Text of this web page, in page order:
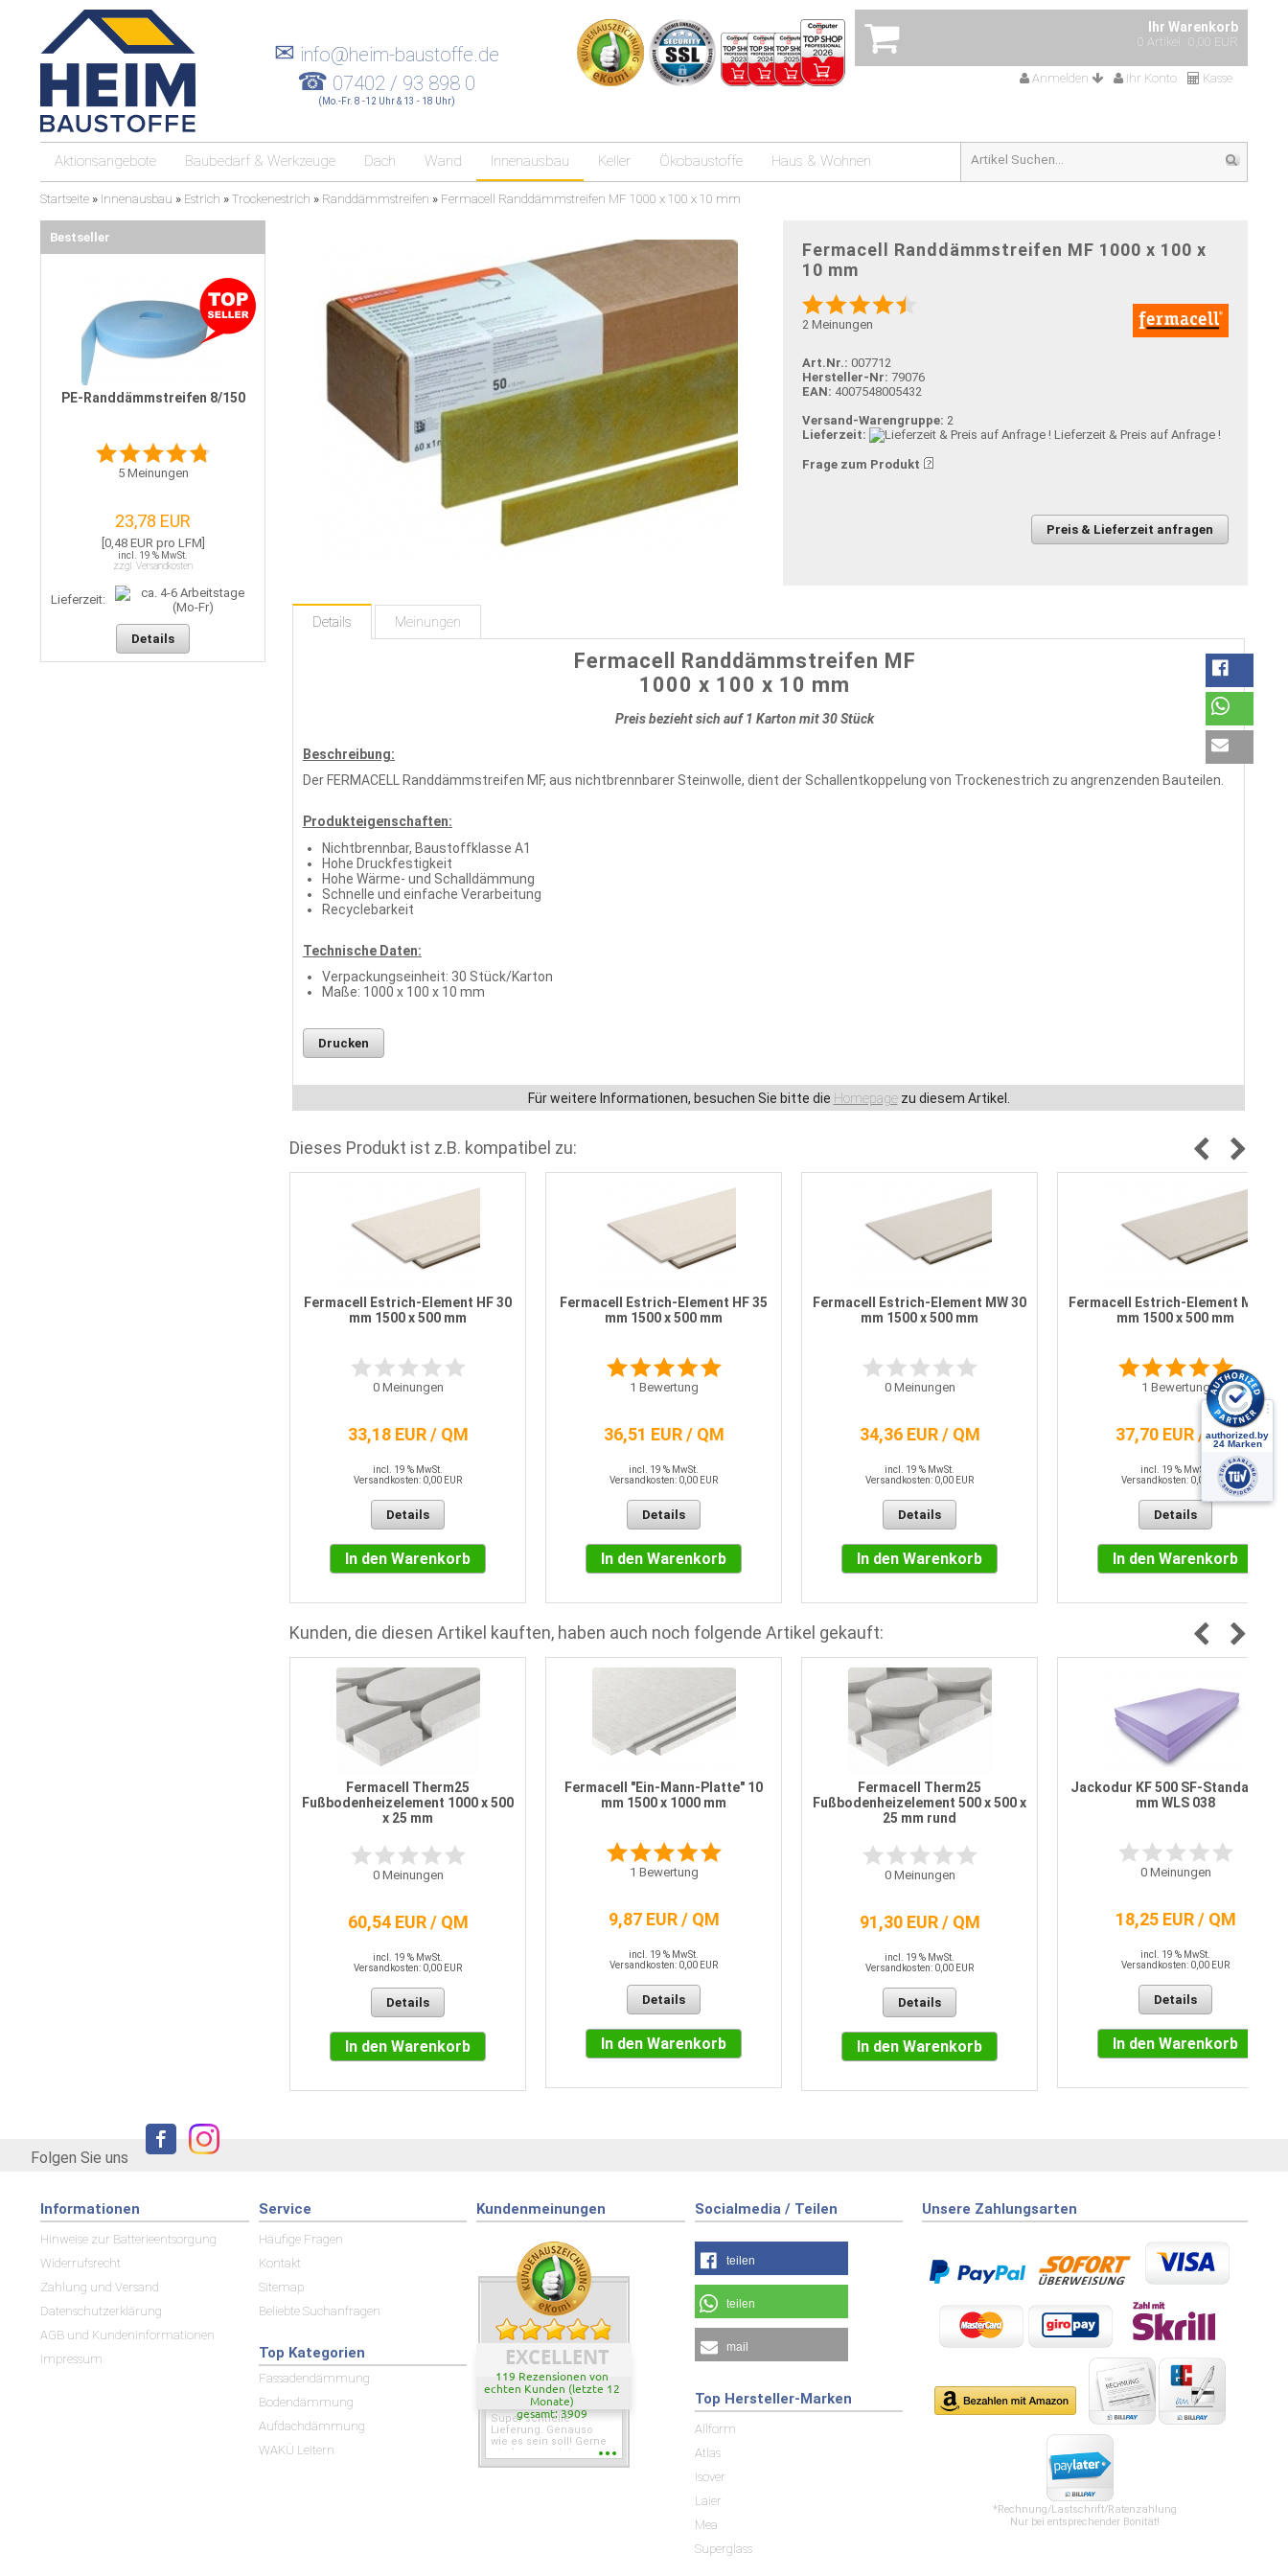
Ihr Warenkorb
0 Artikel 0,00 EUR
Anmelden Ihr Konto Kasse
✉ info@heim-baustoffe.de
☎ 07402 / 93 898 0
(Mo.-Fr. 8 -12 Uhr & 13 - 18 Uhr)
Aktionsangebote Baubedarf & Werkzeuge Dach Wand Innenausbau Keller Ökobaustoffe Haus & Wohnen
Startseite » Innenausbau » Estrich » Trockenestrich » Randdämmstreifen » Fermacell Randdämmstreifen MF 1000 x 100 x 10 mm
Fermacell Randdämmstreifen MF 1000 x 100 x
10 mm
2 Meinungen
Art.Nr.: 007712
Hersteller-Nr: 79076
EAN: 4007548005432
Versand-Warengruppe: 2
Lieferzeit:
Lieferzeit & Preis auf Anfrage !
Frage zum Produkt
Preis & Lieferzeit anfragen
Details Meinungen
Fermacell Randdämmstreifen MF
1000 x 100 x 10 mm
Preis bezieht sich auf 1 Karton mit 30 Stück
Beschreibung:
Der FERMACELL Randdämmstreifen MF, aus nichtbrennbarer Steinwolle, dient der Schallentkoppelung von Trockenestrich zu angrenzenden Bauteilen.
Produkteigenschaften:
Nichtbrennbar, Baustoffklasse A1
Hohe Druckfestigkeit
Hohe Wärme- und Schalldämmung
Schnelle und einfache Verarbeitung
Recyclebarkeit
Technische Daten:
Verpackungseinheit: 30 Stück/Karton
Maße: 1000 x 100 x 10 mm
Drucken
Für weitere Informationen, besuchen Sie bitte die Homepagezu diesem Artikel.
Dieses Produkt ist z.B. kompatibel zu:
Fermacell Estrich-Element HF 30
mm 1500 x 500 mm
0Meinungen
33,18 EUR / QM
incl. 19 % MwSt.
Versandkosten: 0,00 EUR
Details
In den Warenkorb
Fermacell Estrich-Element HF 35
mm 1500 x 500 mm
1 Bewertung
36,51 EUR / QM
incl. 19 % MwSt.
Versandkosten: 0,00 EUR
Details
In den Warenkorb
Fermacell Estrich-Element MW 30
mm 1500 x 500 mm
0Meinungen
34,36 EUR / QM
incl. 19 % MwSt.
Versandkosten: 0,00 EUR
Details
In den Warenkorb
Fermacell Estrich-Element MW 35
mm 1500 x 500 mm
1 Bewertung
37,70 EUR / QM
incl. 19 % MwSt.
Versandkosten: 0,00 EUR
Details
In den Warenkorb
Kunden, die diesen Artikel kauften, haben auch noch folgende Artikel gekauft:
Fermacell Therm25
Fußbodenheizelement 1000 x 500
x 25 mm
0Meinungen
60,54 EUR / QM
incl. 19 % MwSt.
Versandkosten: 0,00 EUR
Details
In den Warenkorb
Fermacell "Ein-Mann-Platte" 10
mm 1500 x 1000 mm
1 Bewertung
9,87 EUR / QM
incl. 19 % MwSt.
Versandkosten: 0,00 EUR
Details
In den Warenkorb
Fermacell Therm25
Fußbodenheizelement 500 x 500 x
25 mm rund
0Meinungen
91,30 EUR / QM
incl. 19 % MwSt.
Versandkosten: 0,00 EUR
Details
In den Warenkorb
Jackodur KF 500 SF-Standard 80
mm WLS 038
0Meinungen
18,25 EUR / QM
incl. 19 % MwSt.
Versandkosten: 0,00 EUR
Details
In den Warenkorb
Bestseller
PE-Randdämmstreifen 8/150
5Meinungen
23,78 EUR
[0,48 EUR pro LFM]
incl. 19 % MwSt.
zzgl. Versandkosten
Lieferzeit:
Details
Folgen Sie uns
Informationen
Hinweise zur Batterieentsorgung
Widerrufsrecht
Zahlung und Versand
Datenschutzerklärung
AGB und Kundeninformationen
Impressum
Service
Häufige Fragen
Kontakt
Sitemap
Beliebte Suchanfragen
Top Kategorien
Fassadendämmung
Bodendämmung
Aufdachdämmung
WAKÜ Leitern
Kundenmeinungen
EXCELLENT
119 Rezensionen von
echten Kunden (letzte 12
Monate)
gesamt: 3909
Super schnelle
Lieferung. Genauso
wie es sein soll! Gerne
wieder wenn ich was
Socialmedia / Teilen
teilen
teilen
mail
Unsere Zahlungsarten
*Rechnung/Lastschrift/Ratenzahlung
Nur bei entsprechender Bonität!
Top Hersteller-Marken
Allform
Atlas
Isover
Laier
Mea
Superglass